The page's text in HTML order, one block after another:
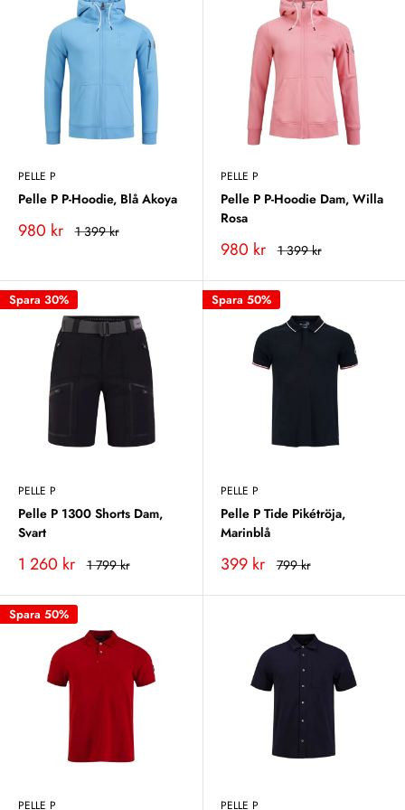
PELLE P
Pelle P P-Hoodie, Blå Akoya
Vårt
980 kr Rekommenderat
1 399 kr
PELLE P
Pelle P P-Hoodie Dam, Willa
Rosa
Vårt
980 kr Rekommenderat
1 399 kr
Spara 30%
PELLE P
Pelle P 1300 Shorts Dam,
Svart
Vårt
1 260 kr Rekommenderat
1 799 kr
Spara 50%
PELLE P
Pelle P Tide Pikétröja,
Marinblå
Vårt
399 kr Rekommenderat
799 kr
Spara 50%
PELLE P PELLE P